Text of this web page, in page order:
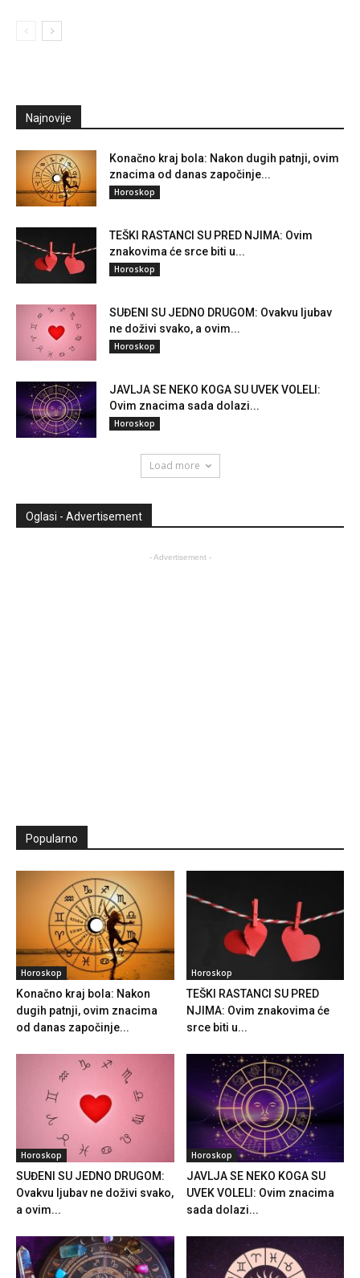
Najnovije
Konačno kraj bola: Nakon dugih patnji, ovim
znacima od danas započinje...
Horoskop
TEŠKI RASTANCI SU PRED NJIMA: Ovim
znakovima će srce biti u...
Horoskop
SUĐENI SU JEDNO DRUGOM: Ovakvu ljubav
ne doživi svako, a ovim...
Horoskop
JAVLJA SE NEKO KOGA SU UVEK VOLELI:
Ovim znacima sada dolazi...
Horoskop
Load more
Oglasi - Advertisement
- Advertisement -
Popularno
Horoskop
Konačno kraj bola: Nakon
dugih patnji, ovim znacima
od danas započinje...
Horoskop
TEŠKI RASTANCI SU PRED
NJIMA: Ovim znakovima će
srce biti u...
Horoskop
SUĐENI SU JEDNO DRUGOM:
Ovakvu ljubav ne doživi svako,
a ovim...
Horoskop
JAVLJA SE NEKO KOGA SU
UVEK VOLELI: Ovim znacima
sada dolazi...